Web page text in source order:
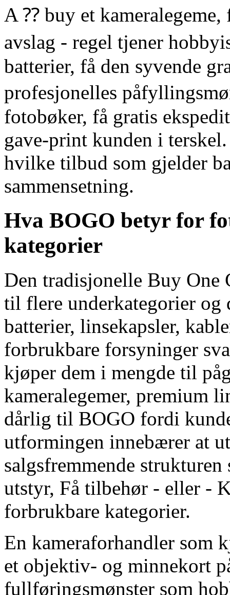
A ⁇ buy et
avslag - regel tjener
batterier, få den syvende
profesjonelles
fotobøker, få gratis
gave-print kunden i
hvilke tilbud som gjelder
sammensetning.
Hva BOGO betyr for
kategorier
Den tradisjonelle Buy One
til flere underkategorier
batterier, linsekapsler,
forbrukbare forsyninger
kjøper dem i mengde til
kameralegemer, premium
dårlig til BOGO fordi
utformingen innebærer at
salgsfremmende
utstyr, Få tilbehør - eller -
forbrukbare kategorier.
En kameraforhandler som
et objektiv- og minnekort
fullføringsmønster som